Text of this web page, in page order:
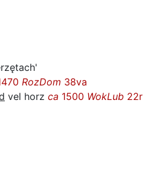
RozDom 38va
vel horz ca 1500 WokLub 22r